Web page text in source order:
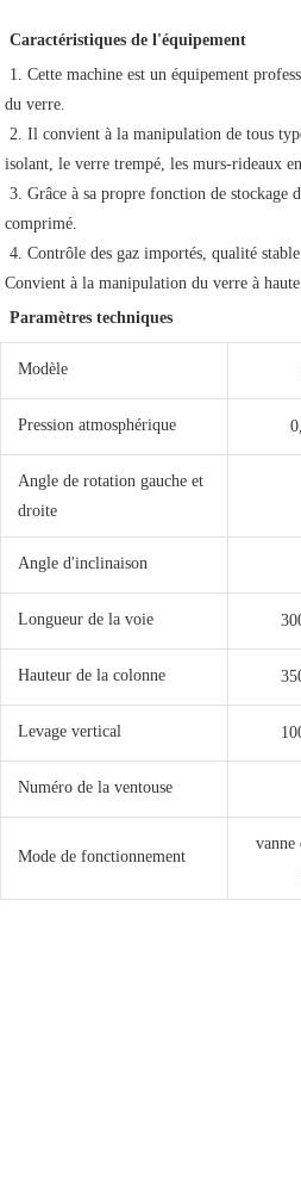
Caractéristiques de l'équipement
1. Cette machine est un équipement
du verre.
2. Il convient à la manipulation de tous
isolant, le verre trempé, les murs-rideaux
3. Grâce à sa propre fonction de stockage
comprimé.
Convient à la manipulation du verre à haute
Paramètres techniques
Modèle
Pression atmosphérique
Angle de rotation gauche et
droite
Angle d'inclinaison
Longueur de la voie
Hauteur de la colonne
Levage vertical
Numéro de la ventouse
Mode de fonctionnement
vanne